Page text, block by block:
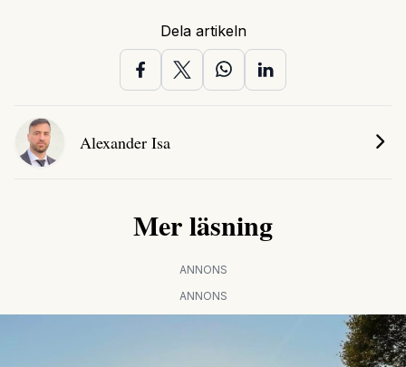
Dela artikeln
Alexander Isa
Mer läsning
ANNONS
ANNONS